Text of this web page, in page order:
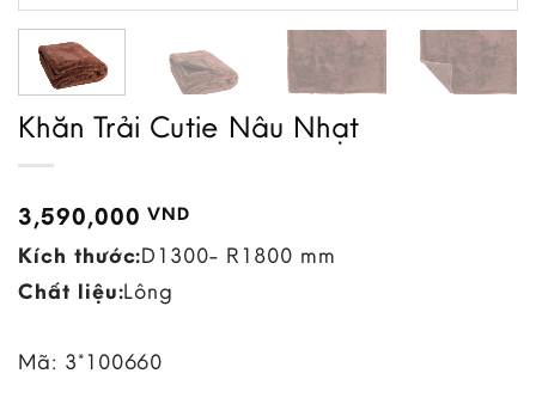
Khăn Trải Cutie Nâu Nhạt
3,590,000VND
Kích thước:D1300- R1800 mm
Chất liệu:Lông
Mã: 3*100660